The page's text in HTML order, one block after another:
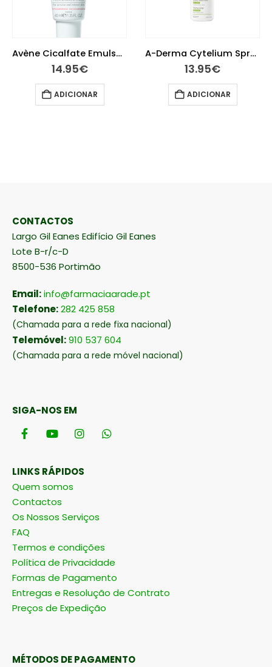
13.95
ADICIONAR
20.15
LER MAIS
CONTACTOS
Largo Gil Eanes Edifício Gil Eanes
Lote B-r/c-D
8500-536 Portimão
Email:info@farmaciaarade.pt
Telefone:282 425 858
(Chamada para a rede fixa nacional)
Telemóvel:910 537 604
(Chamada para a rede móvel nacional)
SIGA-NOS EM
LINKS RÁPIDOS
Quem somos
Contactos
Os Nossos Serviços
FAQ
Termos e condições
Política de Privacidade
Formas de Pagamento
Entregas e Resolução de Contrato
Preços de Expedição
MÉTODOS DE PAGAMENTO